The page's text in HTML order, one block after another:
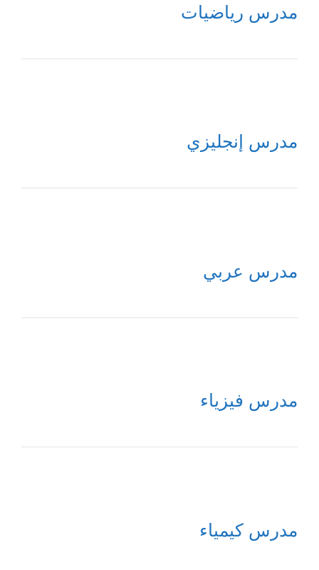
مدرس رياضيات
مدرس إنجليزي
مدرس عربي
مدرس فيزياء
مدرس كيمياء